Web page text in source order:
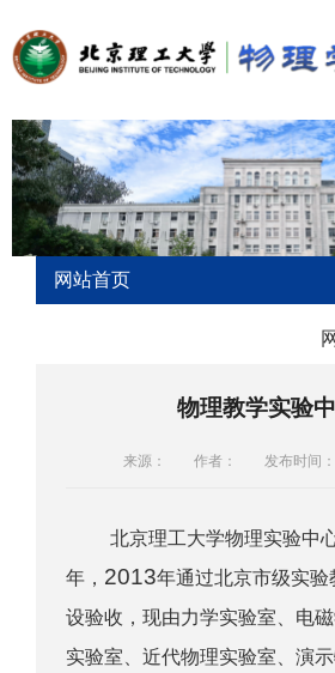
网站首页
物理教学实验
来源： 作者： 发布时间
北京理工大学物理实验中
年， 2013年通过北京市级实验
设验收，现由力学实验室、电
实验室、近代物理实验室、演